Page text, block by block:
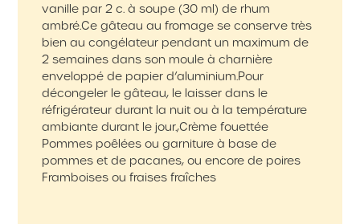
vanille par 2 c. à soupe (30 ml) de rhum
ambré.Ce gâteau au fromage se conserve très
bien au congélateur pendant un maximum de
2 semaines dans son moule à charnière
enveloppé de papier d’aluminium.Pour
décongeler le gâteau, le laisser dans le
réfrigérateur durant la nuit ou à la température
ambiante durant le jour.,Crème fouettée
Pommes poêlées ou garniture à base de
pommes et de pacanes, ou encore de poires
Framboises ou fraises fraîches